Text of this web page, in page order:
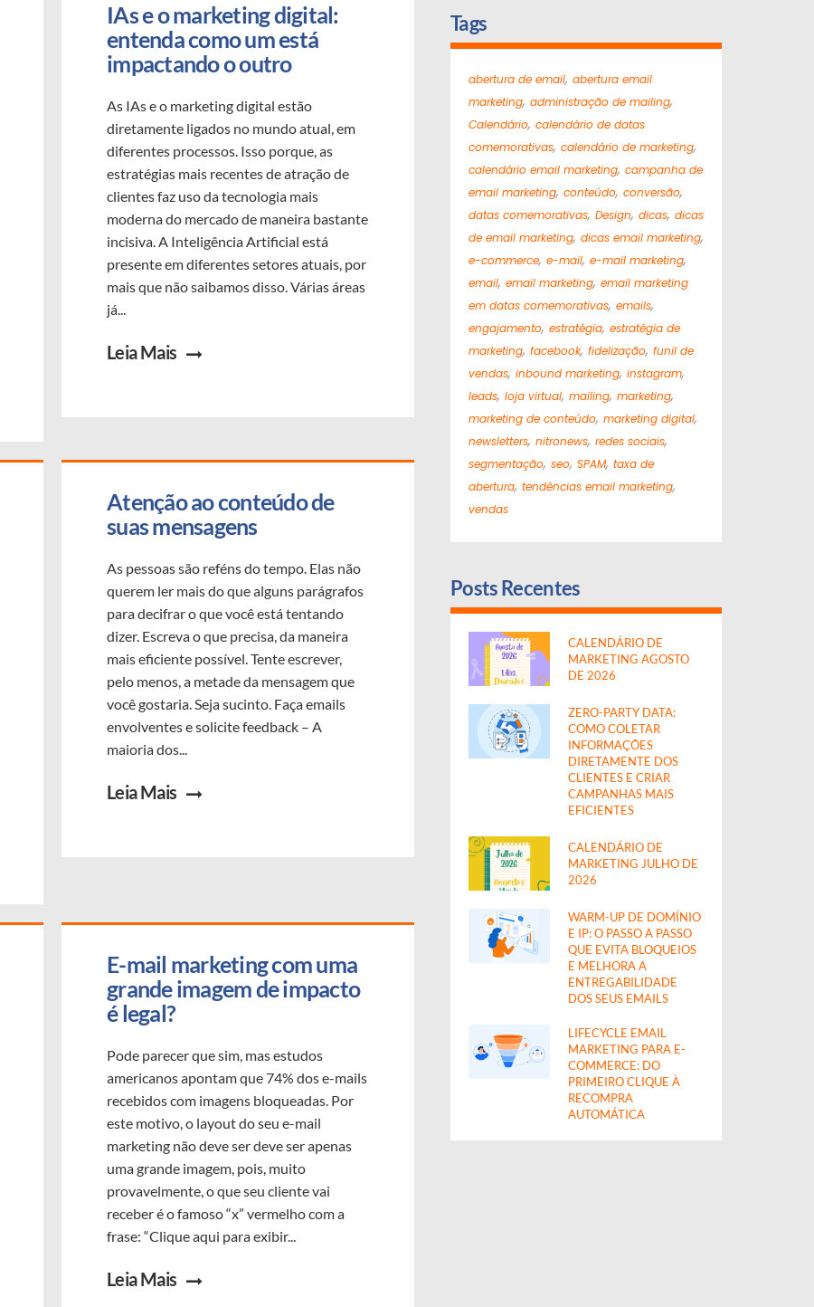
IAs e o marketing digital:
entenda como um está
impactando o outro
As IAs e o marketing digital estão
diretamente ligados no mundo atual, em
diferentes processos. Isso porque, as
estratégias mais recentes de atração de
clientes faz uso da tecnologia mais
moderna do mercado de maneira bastante
incisiva. A Inteligência Artificial está
presente em diferentes setores atuais, por
mais que não saibamos disso. Várias áreas
já...
Leia Mais
Atenção ao conteúdo de
suas mensagens
As pessoas são reféns do tempo. Elas não
querem ler mais do que alguns parágrafos
para decifrar o que você está tentando
dizer. Escreva o que precisa, da maneira
mais eficiente possível. Tente escrever,
pelo menos, a metade da mensagem que
você gostaria. Seja sucinto. Faça emails
envolventes e solicite feedback – A
maioria dos...
Leia Mais
E-mail marketing com uma
grande imagem de impacto
é legal?
Pode parecer que sim, mas estudos
americanos apontam que 74% dos e-mails
recebidos com imagens bloqueadas. Por
este motivo, o layout do seu e-mail
marketing não deve ser deve ser apenas
uma grande imagem, pois, muito
provavelmente, o que seu cliente vai
receber é o famoso “x” vermelho com a
frase: “Clique aqui para exibir...
Leia Mais
Tags
abertura de email, abertura email
marketing, administração de mailing,
Calendário, calendário de datas
comemorativas, calendário de marketing,
calendário email marketing, campanha de
email marketing, conteúdo, conversão,
datas comemorativas, Design, dicas, dicas
de email marketing, dicas email marketing,
e-commerce, e-mail, e-mail marketing,
email, email marketing, email marketing
em datas comemorativas, emails,
engajamento, estratégia, estratégia de
marketing, facebook, fidelização, funil de
vendas, inbound marketing, instagram,
leads, loja virtual, mailing, marketing,
marketing de conteúdo, marketing digital,
newsletters, nitronews, redes sociais,
segmentação, seo, SPAM, taxa de
abertura, tendências email marketing,
vendas
Posts Recentes
CALENDÁRIO DE
MARKETING AGOSTO
DE 2026
ZERO-PARTY DATA:
COMO COLETAR
INFORMAÇÕES
DIRETAMENTE DOS
CLIENTES E CRIAR
CAMPANHAS MAIS
EFICIENTES
CALENDÁRIO DE
MARKETING JULHO DE
2026
WARM-UP DE DOMÍNIO
E IP: O PASSO A PASSO
QUE EVITA BLOQUEIOS
E MELHORA A
ENTREGABILIDADE
DOS SEUS EMAILS
LIFECYCLE EMAIL
MARKETING PARA E-
COMMERCE: DO
PRIMEIRO CLIQUE À
RECOMPRA
AUTOMÁTICA